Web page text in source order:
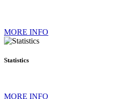
MORE INFO
Statistics
MORE INFO